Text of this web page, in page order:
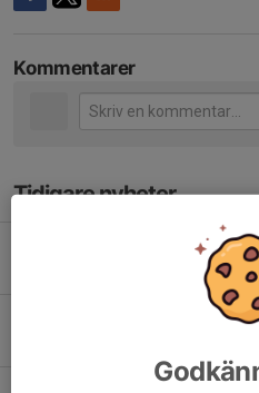
Kommentarer
Tidigare nyheter
Viktig städdag! Tack
0
Problem med